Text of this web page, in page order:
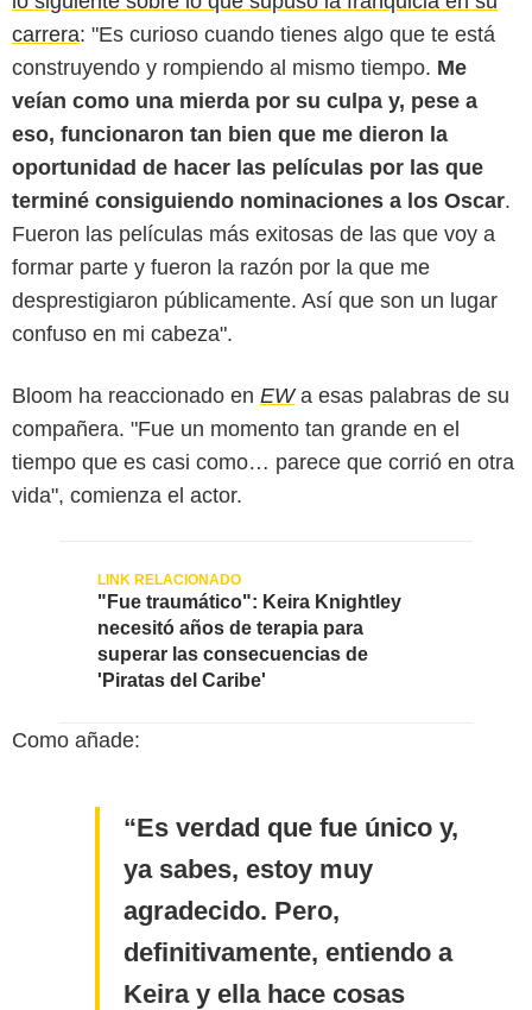
carrera: "Es curioso cuando tienes algo que te está
construyendo y rompiendo al mismo tiempo. Me
veían como una mierda por su culpa y, pese a
eso, funcionaron tan bien que me dieron la
oportunidad de hacer las películas por las que
terminé consiguiendo nominaciones a los Oscar.
Fueron las películas más exitosas de las que voy a
formar parte y fueron la razón por la que me
desprestigiaron públicamente. Así que son un lugar
confuso en mi cabeza".
Bloom ha reaccionado en EWa esas palabras de su
compañera. "Fue un momento tan grande en el
tiempo que es casi como… parece que corrió en otra
vida", comienza el actor.
"Fue traumático": Keira Knightley
necesitó años de terapia para
superar las consecuencias de
'Piratas del Caribe'
Como añade:
Es verdad que fue único y,
ya sabes, estoy muy
agradecido. Pero,
definitivamente, entiendo a
Keira y ella hace cosas